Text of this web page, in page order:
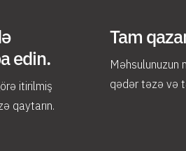
edin.
itirilmiş
qaytarın.
Tam
Məhsulunuzun
qədər təzə və